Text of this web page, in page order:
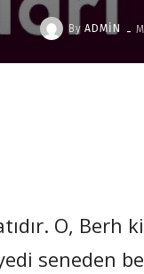
By ADMIN -
O, Berh
seneden